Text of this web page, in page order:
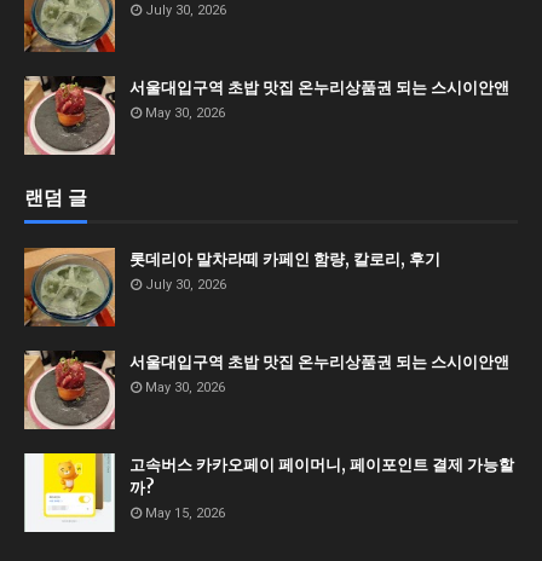
July 30, 2026
서울대입구역 초밥 맛집 온누리상품권 되는 스시이안앤
May 30, 2026
랜덤 글
롯데리아 말차라떼 카페인 함량, 칼로리, 후기
July 30, 2026
서울대입구역 초밥 맛집 온누리상품권 되는 스시이안앤
May 30, 2026
고속버스 카카오페이 페이머니, 페이포인트 결제 가능할
까?
May 15, 2026